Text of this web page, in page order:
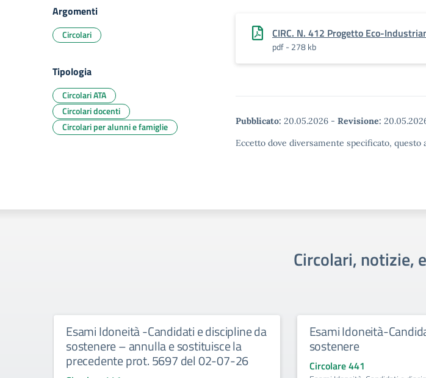
CIRC. N. 412 Progetto Eco-
pdf - 278 kb
Pubblicato: 20.05.2026 - Revisione:
Eccetto dove diversamente specificato,
Argomenti
Circolari
Tipologia
Circolari ATA
Circolari docenti
Circolari per alunni e famiglie
Circolari, notizie,
Esami Idoneità -Candidati e discipline da
sostenere – annulla e sostituisce la
precedente prot. 5697 del 02-07-26
Esami Idoneità-
sostenere
Circolare 441